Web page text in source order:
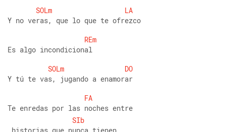
SOLm
LA
Y no veras, que lo que te ofrezco
REm
Es algo incondicional
SOLm
DO
Y tú te vas, jugando a enamorar
FA
Te enredas por las noches entre
SIb